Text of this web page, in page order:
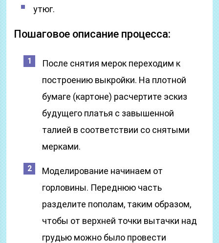
утюг.
Пошаговое описание процесса:
После снятия мерок переходим к
построению выкройки. На плотной
бумаге (картоне) расчертите эскиз
будущего платья с завышенной
талией в соответствии со снятыми
мерками.
Моделирование начинаем от
горловины. Переднюю часть
разделите пополам, таким образом,
чтобы от верхней точки вытачки над
грудью можно было провести